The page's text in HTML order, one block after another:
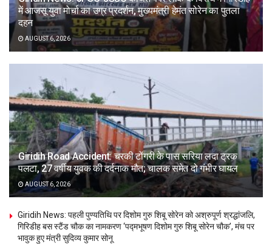
में आजसू युवा मोर्चा का उग्र प्रदर्शन, मुख्यमंत्री हेमंत सोरेन का पुतला
दहन
AUGUST 6, 2026
Giridih Road Accident: चरकी टोंगरी के पास सरिया लदा ट्रक
पलटा, 27 वर्षीय युवक की दर्दनाक मौत; चालक समेत दो गंभीर घायल
AUGUST 6, 2026
Giridih News: पहली पुण्यतिथि पर दिशोम गुरु शिबू सोरेन को अश्रुपूर्ण श्रद्धांजलि,
गिरिडीह बस स्टैंड चौक का नामकरण ‘पद्मभूषण दिशोम गुरु शिबू सोरेन चौक’, मंच पर
भावुक हुए मंत्री सुदिव्य कुमार सोनू